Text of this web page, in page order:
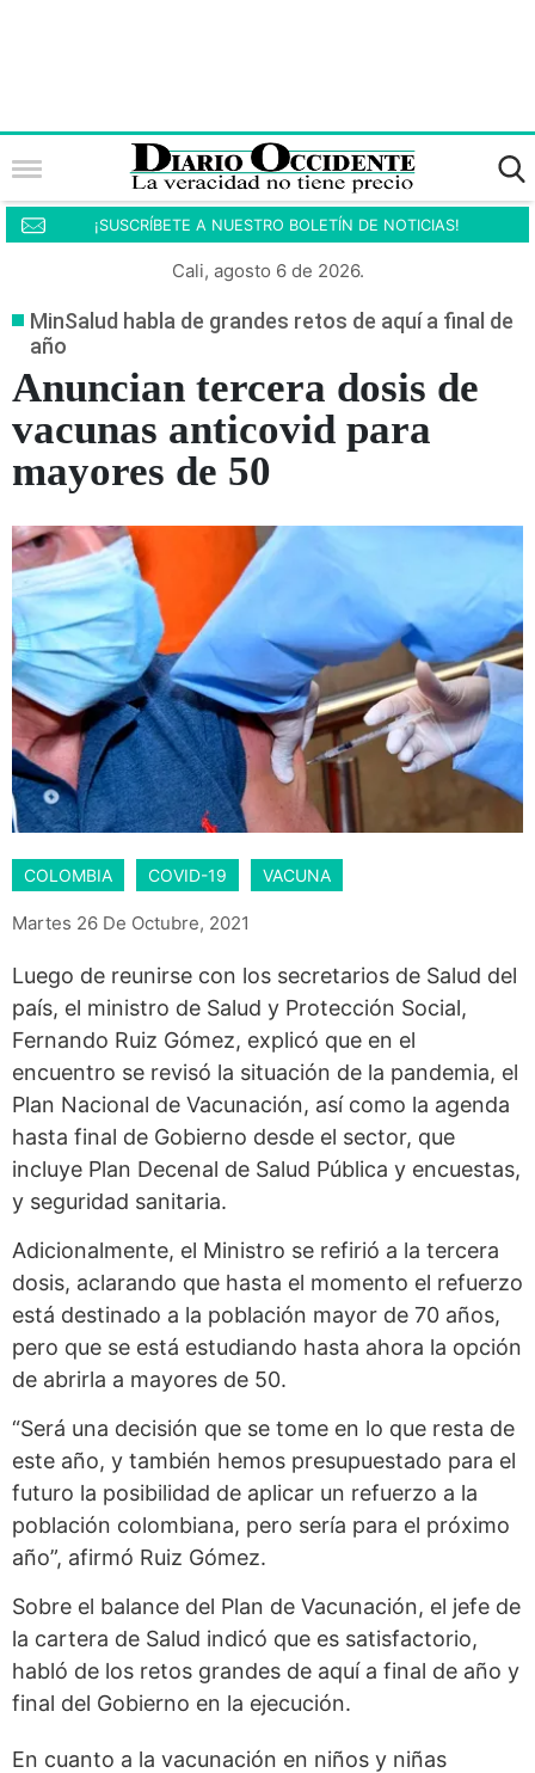
¡SUSCRÍBETE A NUESTRO BOLETÍN DE NOTICIAS!
Cali, agosto 6 de 2026.
MinSalud habla de grandes retos de aquí a final de
año
Anuncian tercera dosis de
vacunas anticovid para
mayores de 50
COLOMBIA COVID-19 VACUNA
Martes 26 De Octubre, 2021
Luego de reunirse con los secretarios de Salud del
país, el ministro de Salud y Protección Social,
Fernando Ruiz Gómez, explicó que en el
encuentro se revisó la situación de la pandemia, el
Plan Nacional de Vacunación, así como la agenda
hasta final de Gobierno desde el sector, que
incluye Plan Decenal de Salud Pública y encuestas,
y seguridad sanitaria.
Adicionalmente, el Ministro se refirió a la tercera
dosis, aclarando que hasta el momento el refuerzo
está destinado a la población mayor de 70 años,
pero que se está estudiando hasta ahora la opción
de abrirla a mayores de 50.
“Será una decisión que se tome en lo que resta de
este año, y también hemos presupuestado para el
futuro la posibilidad de aplicar un refuerzo a la
población colombiana, pero sería para el próximo
año”, afirmó Ruiz Gómez.
Sobre el balance del Plan de Vacunación, el jefe de
la cartera de Salud indicó que es satisfactorio,
habló de los retos grandes de aquí a final de año y
final del Gobierno en la ejecución.
En cuanto a la vacunación en niños y niñas